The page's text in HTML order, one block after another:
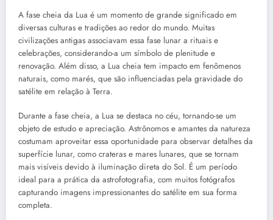
A fase cheia da Lua é um momento de grande significado em
diversas culturas e tradições ao redor do mundo. Muitas
civilizações antigas associavam essa fase lunar a rituais e
celebrações, considerando-a um símbolo de plenitude e
renovação. Além disso, a Lua cheia tem impacto em fenômenos
naturais, como marés, que são influenciadas pela gravidade do
satélite em relação à Terra.
Durante a fase cheia, a Lua se destaca no céu, tornando-se um
objeto de estudo e apreciação. Astrônomos e amantes da natureza
costumam aproveitar essa oportunidade para observar detalhes da
superfície lunar, como crateras e mares lunares, que se tornam
mais visíveis devido à iluminação direta do Sol. É um período
ideal para a prática da astrofotografia, com muitos fotógrafos
capturando imagens impressionantes do satélite em sua forma
completa.